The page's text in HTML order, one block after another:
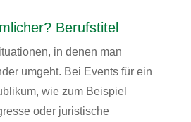
Berufstitel
in denen man
umgeht. Bei Events für ein
wie zum Beispiel
oder juristische